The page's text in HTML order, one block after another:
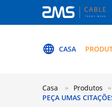
CASA
PEÇA UMAS
Casa Produtos